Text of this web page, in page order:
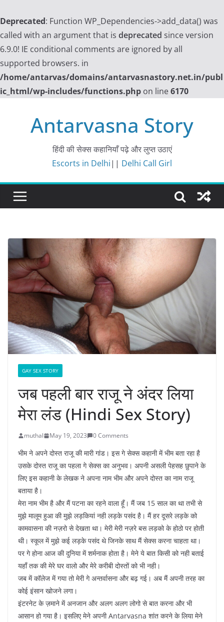
Deprecated: Function WP_Dependencies->add_data() was
called with an argument that is deprecated since version
6.9.0! IE conditional comments are ignored by all
supported browsers. in
/home/antarvas/domains/antarvasnastory.net.in/publ
ic_html/wp-includes/functions.php on line6170
Antarvasna Story
हिंदी की सेक्स कहानियाँ पढ़े और लुप्त उठाएं
Escorts in Delhi|| Delhi Call Girl
GAY SEX STORY
जब पहली बार राजू ने अंदर लिया
मेरा लंड (Hindi Sex Story)
muthal May 19, 2023 0 Comments
भीम ने अपने दोस्त राजू की मारी गांड। इस गे सेक्स कहानी में भीम बता रहा है
उसके दोस्त राजू का पहला गे सेक्स का अनुभव। अपनी असली पेहसह छुपाने के
लिए इस कहानी के लेखक ने अपना नाम भीम और अपने दोस्त का नाम राजू
बताया है।
मेरा नाम भीम है और मैं पटना का रहने वाला हूँ। मैं जब 15 साल का था तभी से
मुझे मालूम हुआ की मुझे लड़कियां नही लड़के पसंद है। मैं हर दूसरे लड़के को
कामवासना की नज़रो से देखता था। मेरी मेरी नज़रे बस लड़को के होठो पर होती
थी। स्कूल में मुझे कई लड़के पसंद थे जिनके साथ मैं सेक्स करना चाहता था।
पर गे होना आज की दुनिया में शर्मनाक होता है। मेने ये बात किसी को नही बताई
यहाँ तक की मेरे घर वालो और मेरे करीबी दोस्तों को भी नही।
जब में कॉलेज में गया तो मेरी गे अन्तर्वासना और बढ़ गई। अब मैं अपनी तरह का
कोई इंसान खोजने लगा।
इंटरनेट के ज़माने में अनजान और अलग अलग लोगो से बात करना और भी
आसान हो गया है। इसलिए मेने अपनी Antarvasna शांत करने के लिया मेने